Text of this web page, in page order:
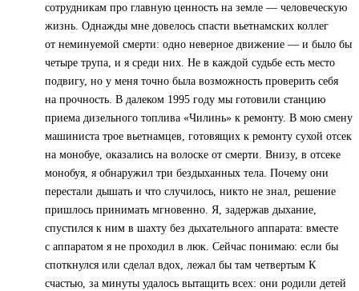
сотрудникам про главную ценность на земле — человеческую
жизнь. Однажды мне довелось спасти вьетнамских коллег
от неминуемой смерти: одно неверное движение — и было бы
четыре трупа, и я среди них. Не в каждой судьбе есть место
подвигу, но у меня точно была возможность проверить себя
на прочность. В далеком 1995 году мы готовили станцию
приема дизельного топлива «Чилинь» к ремонту. В мою смену
машиниста трое вьетнамцев, готовящих к ремонту сухой отсек
на монобуе, оказались на волоске от смерти. Внизу, в отсеке
монобуя, я обнаружил три бездыханных тела. Почему они
перестали дышать и что случилось, никто не знал, решение
пришлось принимать мгновенно. Я, задержав дыхание,
спустился к ним в шахту без дыхательного аппарата: вместе
с аппаратом я не проходил в люк. Сейчас понимаю: если бы
споткнулся или сделал вдох, лежал бы там четвертым К
счастью, за минуты удалось вытащить всех: они родили детей